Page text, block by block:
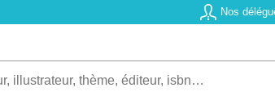
Nos